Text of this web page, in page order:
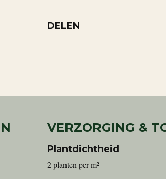
DELEN
VERZORGING &
Plantdichtheid
2 planten per m²